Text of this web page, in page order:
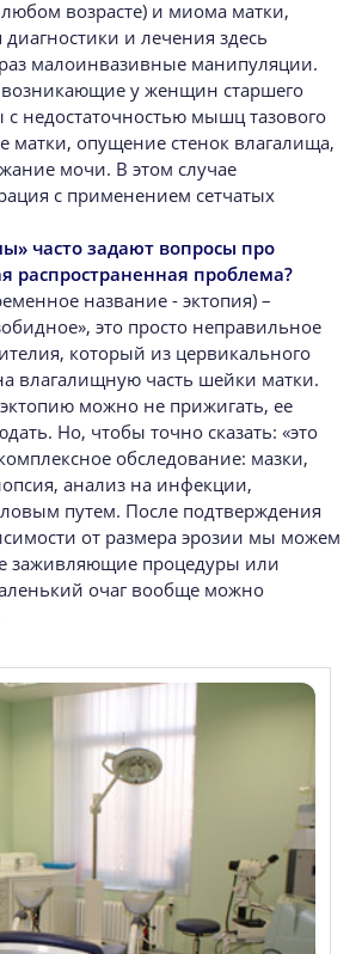
возрасте) и миома матки,
и лечения здесь
малоинвазивные манипуляции.
у женщин старшего
с недостаточностью мышц тазового
матки, опущение стенок влагалища,
мочи. В этом случае
с применением сетчатых
часто задают вопросы про
распространенная проблема?
название - эктопия) –
это просто неправильное
который из цервикального
влагалищную часть шейки матки.
можно не прижигать, ее
Но, чтобы точно сказать: «это
обследование: мазки,
анализ на инфекции,
путем. После подтверждения
от размера эрозии мы можем
заживляющие процедуры или
очаг вообще можно